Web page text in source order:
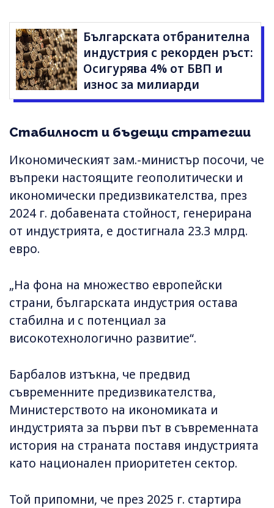
Българската отбранителна
индустрия с рекорден ръст:
Осигурява 4% от БВП и
износ за милиарди
Стабилност и бъдещи стратегии
Икономическият зам.-министър посочи, че
въпреки настоящите геополитически и
икономически предизвикателства, през
2024 г. добавената стойност, генерирана
от индустрията, е достигнала 23.3 млрд.
евро.
„На фона на множество европейски
страни, българската индустрия остава
стабилна и с потенциал за
високотехнологично развитие“.
Барбалов изтъкна, че предвид
съвременните предизвикателства,
Министерството на икономиката и
индустрията за първи път в съвременната
история на страната поставя индустрията
като национален приоритетен сектор.
Той припомни, че през 2025 г. стартира